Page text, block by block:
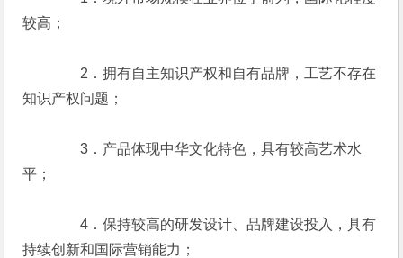
较高；
2．拥有自主知识产权和自有品牌，工艺不存在
知识产权问题；
3．产品体现中华文化特色，具有较高艺术水
平；
4．保持较高的研发设计、品牌建设投入，具有
持续创新和国际营销能力；